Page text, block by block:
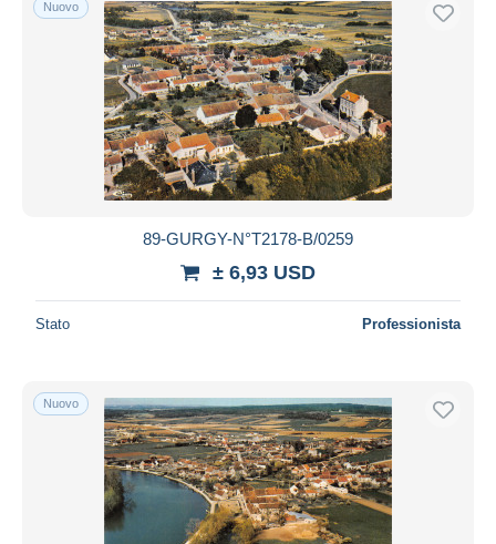
Spedizione gratuita
Metodi di pagamento
PayPal
Bonifico bancario
Visa
Mastercard
iDeal
Aggiorna
Nuovo
89-GURGY-N°T2178-B/0259
± 6,93 USD
Stato Professionista
Nuovo